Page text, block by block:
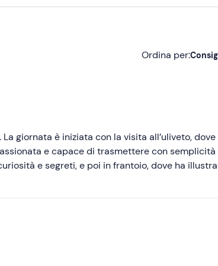
Ordina per:
Meno recenti
Più alte
giornata è iniziata con la visita all’uliveto, dove
e capace di trasmettere con
e segreti, e poi in frantoio, dove ha
nella degustazione. Grazie al suo modo di fare
compagnia, che hanno reso l’esperienza
la ciliegina sulla torta di una giornata perfetta.